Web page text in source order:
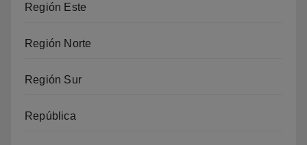
Región Este
Región Norte
Región Sur
República